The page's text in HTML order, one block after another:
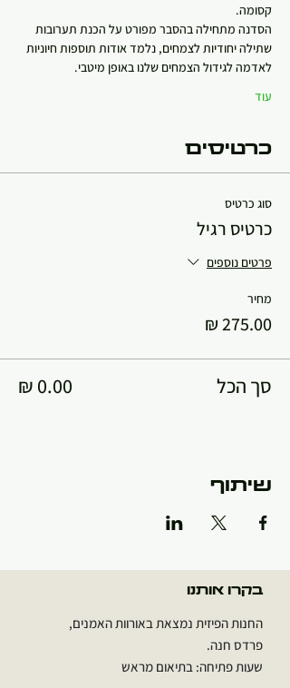
קסומה.
הסדנה מתחילה בהסבר מפורט על הכנת תערובות
שתילה יחודיות לצמחים, נלמד אודות תוספות חיוניות
לאדמה לגידול הצמחים שלנו באופן מיטבי.
עוד
כרטיסים
סוג כרטיס
כרטיס רגיל
פרטים נוספים
מחיר
סך הכל
שיתוף
בקרו אותנו
החנות הפיזית נמצאת באורוות האמנים,
פרדס חנה.
שעות פתיחה: בתיאום מראש